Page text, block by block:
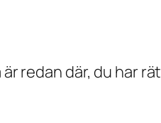
redan där, du har